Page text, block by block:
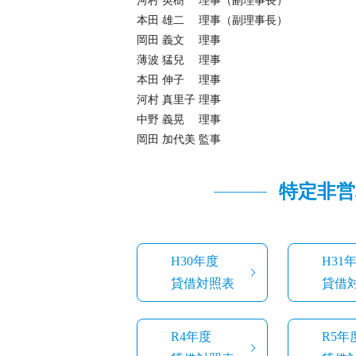
本田 雄二 理事（副理事長）
岡田 義文 理事
薄波 猛兒 理事
本田 伸子 理事
河村 真里子 理事
中野 義晃 理事
岡田 加代美 監事
特定非
H30年度
貸借対照表
H31
貸借
R4年度
R5年